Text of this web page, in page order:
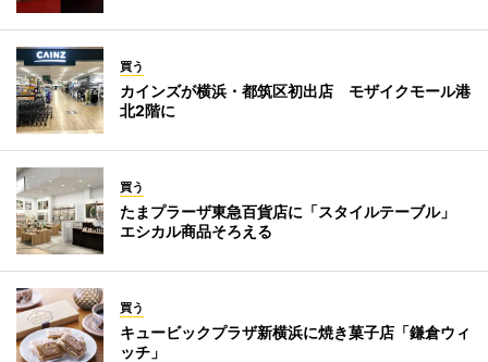
買う
カインズが横浜・都筑区初出店 モザイクモール港
北2階に
買う
たまプラーザ東急百貨店に「スタイルテーブル」
エシカル商品そろえる
買う
キュービックプラザ新横浜に焼き菓子店「鎌倉ウィ
ッチ」